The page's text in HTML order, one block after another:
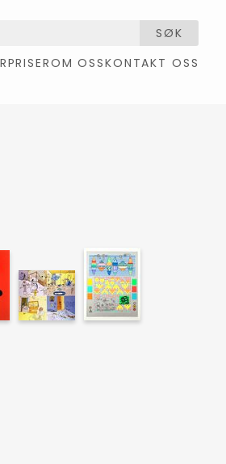
SØK
PRISEROM OSSKONTAKT OSS